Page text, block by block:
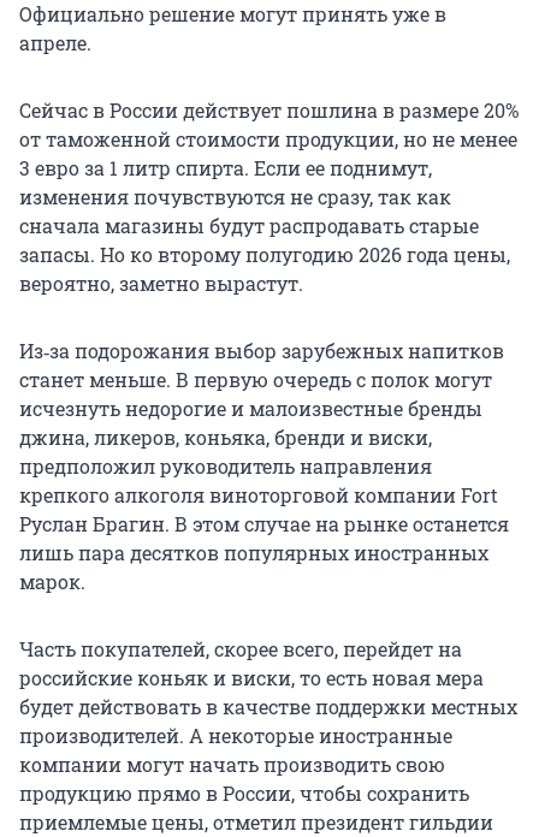
Официально решение могут принять уже в
апреле.
Сейчас в России действует пошлина в размере 20%
от таможенной стоимости продукции, но не менее
3 евро за 1 литр спирта. Если ее поднимут,
изменения почувствуются не сразу, так как
сначала магазины будут распродавать старые
запасы. Но ко второму полугодию 2026 года цены,
вероятно, заметно вырастут.
Из‑за подорожания выбор зарубежных напитков
станет меньше. В первую очередь с полок могут
исчезнуть недорогие и малоизвестные бренды
джина, ликеров, коньяка, бренди и виски,
предположил руководитель направления
крепкого алкоголя виноторговой компании Fort
Руслан Брагин. В этом случае на рынке останется
лишь пара десятков популярных иностранных
марок.
Часть покупателей, скорее всего, перейдет на
российские коньяк и виски, то есть новая мера
будет действовать в качестве поддержки местных
производителей. А некоторые иностранные
компании могут начать производить свою
продукцию прямо в России, чтобы сохранить
приемлемые цены, отметил президент гильдии